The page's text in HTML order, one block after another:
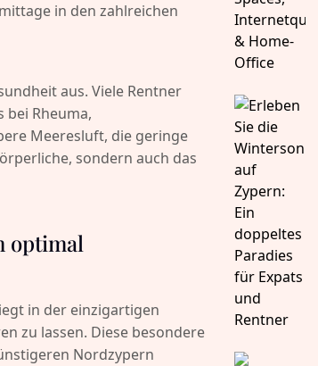
in den zahlreichen
aus. Viele Rentner
bei Rheuma,
Meeresluft, die geringe
sondern auch das
optimal
in der einzigartigen
zu lassen. Diese besondere
Nordzypern